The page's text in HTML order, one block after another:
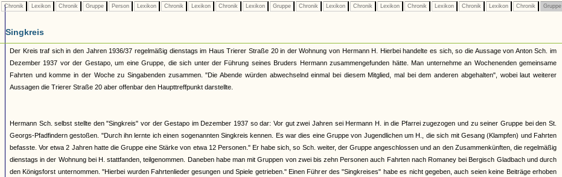
Chronik Lexikon Chronik Gruppe Person Lexikon Chronik Lexikon Chronik Lexikon Gruppe Chronik Lexikon Chronik Lexikon Chronik Lexikon Chronik Lexikon Chronik Gruppe
Singkreis
Der Kreis traf sich in den Jahren 1936/37 regelmäßig dienstags im Haus Trierer Straße 20 in der Wohnung von Hermann H. Hierbei handelte es sich, so die Aussage von Anton Sch. im
Dezember 1937 vor der Gestapo, um eine Gruppe, die sich unter der Führung seines Bruders Hermann zusammengefunden hätte. Man unternehme an Wochenenden gemeinsame
Fahrten und komme in der Woche zu Singabenden zusammen. "Die Abende würden abwechselnd einmal bei diesem Mitglied, mal bei dem anderen abgehalten", wobei laut weiterer
Aussagen die Trierer Straße 20 aber offenbar den Haupttreffpunkt darstellte.
Hermann Sch. selbst stellte den "Singkreis" vor der Gestapo im Dezember 1937 so dar: Vor gut zwei Jahren sei Hermann H. in die Pfarrei zugezogen und zu seiner Gruppe bei den St.
Georgs-Pfadfindern gestoßen. "Durch ihn lernte ich einen sogenannten Singkreis kennen. Es war dies eine Gruppe von Jugendlichen um H., die sich mit Gesang (Klampfen) und Fahrten
befasste. Vor etwa 2 Jahren hatte die Gruppe eine Stärke von etwa 12 Personen." Er habe sich, so Sch. weiter, der Gruppe angeschlossen und an den Zusammenkünften, die regelmäßig
dienstags in der Wohnung bei H. stattfanden, teilgenommen. Daneben habe man mit Gruppen von zwei bis zehn Personen auch Fahrten nach Romaney bei Bergisch Gladbach und durch
den Königsforst unternommen. "Hierbei wurden Fahrtenlieder gesungen und Spiele getrieben." Einen Führer des "Singkreises" habe es nicht gegeben, auch seien keine Beiträge erhoben